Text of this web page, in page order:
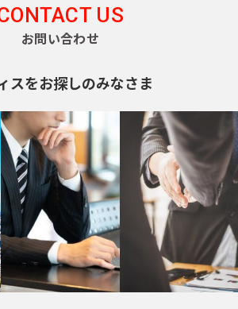
US
お問い合わせ
スをお探しのみなさま